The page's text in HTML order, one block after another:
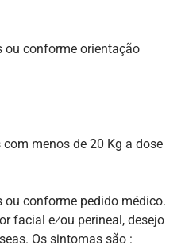
ou conforme orientação
menos de 20 Kg a dose
ou conforme pedido médico.
facial e⁄ou perineal, desejo
Os sintomas são :